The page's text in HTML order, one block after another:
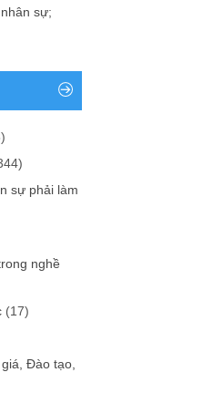
sự;
sự phải làm
nghề
(17)
Đào tạo,